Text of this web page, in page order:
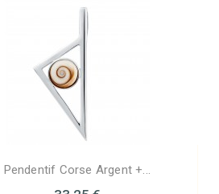
Pendentif Corse Argent +...